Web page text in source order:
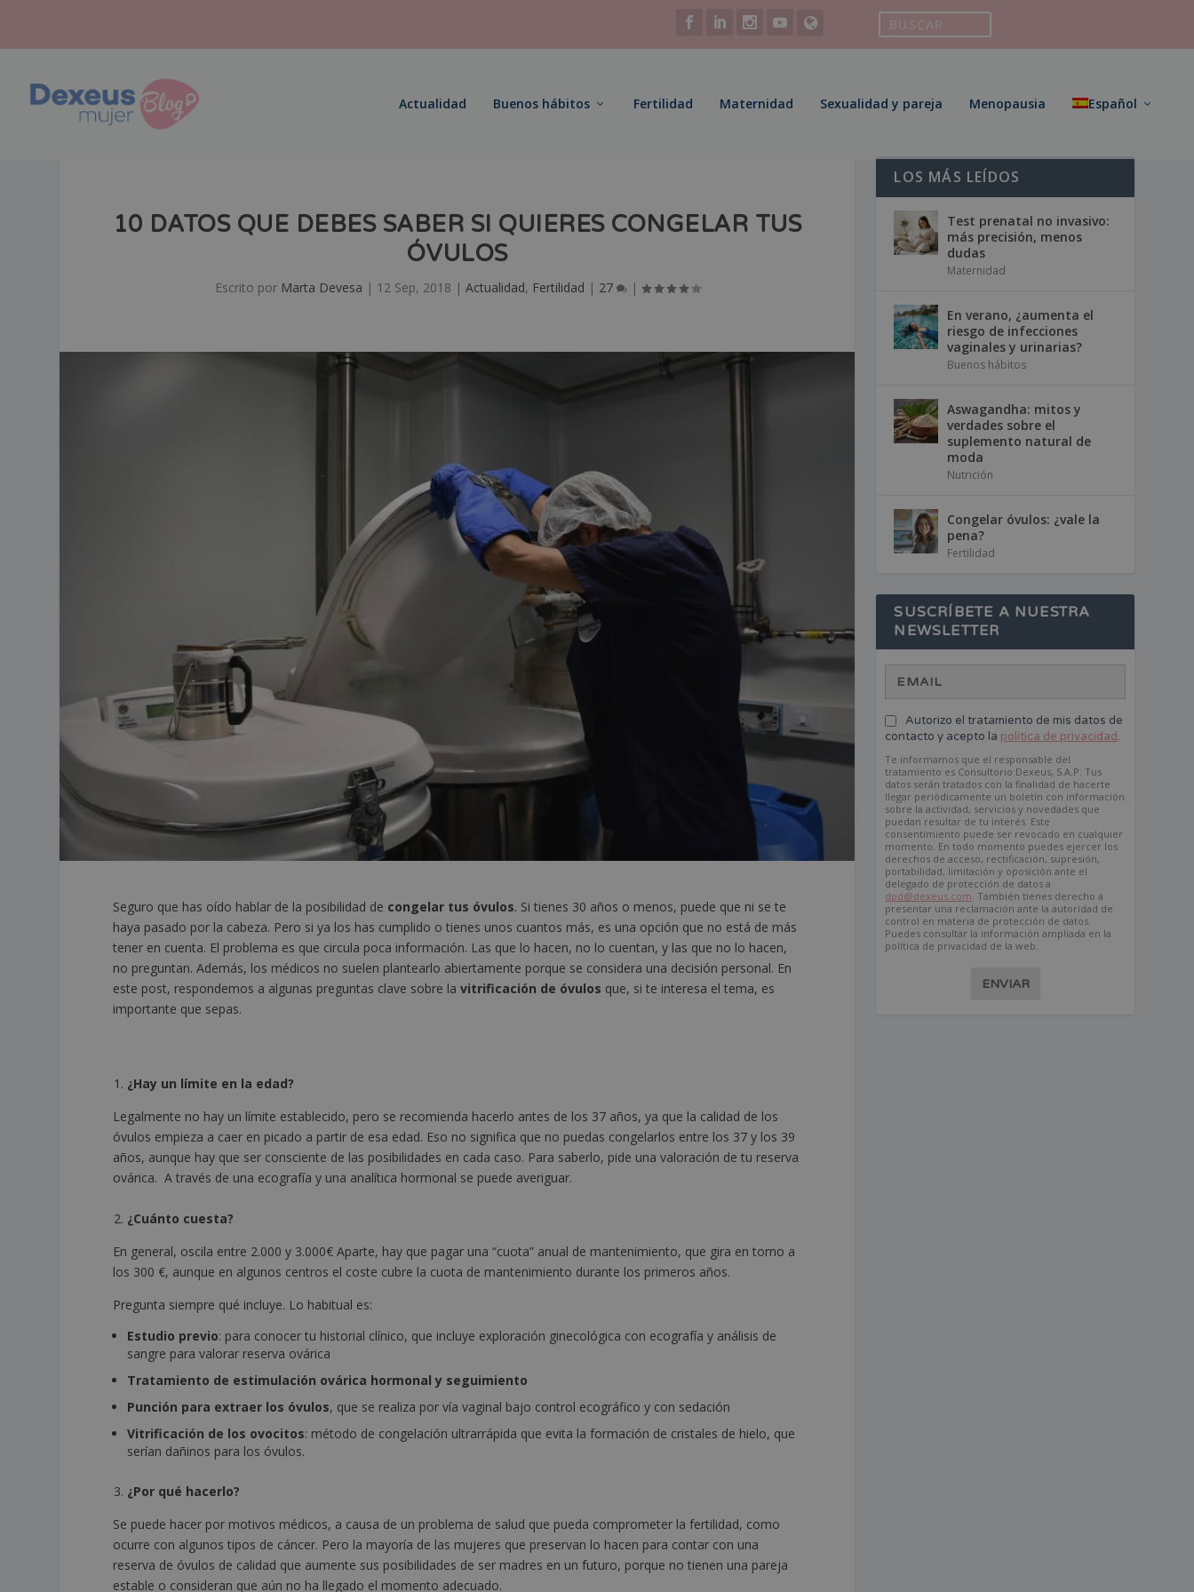
Actualidad Buenos hábitos Fertilidad Maternidad Sexualidad y pareja Menopausia Español
10 DATOS QUE DEBES SABER SI QUIERES CONGELAR TUS
ÓVULOS
Escrito por Marta Devesa | 12 Sep, 2018 | Actualidad, Fertilidad | 27 |
Seguro que has oído hablar de la posibilidad de congelar tus óvulos. Si tienes 30 años o menos, puede que ni se te
haya pasado por la cabeza. Pero si ya los has cumplido o tienes unos cuantos más, es una opción que no está de más
tener en cuenta. El problema es que circula poca información. Las que lo hacen, no lo cuentan, y las que no lo hacen,
no preguntan. Además, los médicos no suelen plantearlo abiertamente porque se considera una decisión personal. En
este post, respondemos a algunas preguntas clave sobre lavitrificación de óvulos que, si te interesa el tema, es
importante que sepas.
¿Hay un límite en la edad?
Legalmente no hay un límite establecido, pero se recomienda hacerlo antes de los 37 años, ya que la calidad de los
óvulos empieza a caer en picado a partir de esa edad. Eso no significa que no puedas congelarlos entre los 37 y los 39
años, aunque hay que ser consciente de las posibilidades en cada caso. Para saberlo, pide una valoración de tu reserva
ovárica. A través de una ecografía y una analítica hormonal se puede averiguar.
¿Cuánto cuesta?
En general, oscila entre 2.000 y 3.000€ Aparte, hay que pagar una “cuota” anual de mantenimiento, que gira en torno a
los 300 €, aunque en algunos centros el coste cubre la cuota de mantenimiento durante los primeros años.
Pregunta siempre qué incluye. Lo habitual es:
Estudio previo: para conocer tu historial clínico, que incluye exploración ginecológica con ecografía y análisis de
sangre para valorar reserva ovárica
Tratamiento de estimulación ovárica hormonal y seguimiento
Punción para extraer los óvulos, que se realiza por vía vaginal bajo control ecográfico y con sedación
Vitrificación de los ovocitos: método de congelación ultrarrápida que evita la formación de cristales de hielo, que
serían dañinos para los óvulos.
¿Por qué hacerlo?
Se puede hacer por motivos médicos, a causa de un problema de salud que pueda comprometer la fertilidad, como
ocurre con algunos tipos de cáncer. Pero la mayoría de las mujeres que preservan lo hacen para contar con una
reserva de óvulos de calidad que aumente sus posibilidades de ser madres en un futuro, porque no tienen una pareja
estable o consideran que aún no ha llegado el momento adecuado.
LOS MÁS LEÍDOS
Test prenatal no invasivo:
más precisión, menos
dudas
Maternidad
En verano, ¿aumenta el
riesgo de infecciones
vaginales y urinarias?
Buenos hábitos
Aswagandha: mitos y
verdades sobre el
suplemento natural de
moda
Nutrición
Congelar óvulos: ¿vale la
pena?
Fertilidad
SUSCRÍBETE A NUESTRA
NEWSLETTER
Autorizo el tratamiento de mis datos de
contacto y acepto la política de privacidad.
Te informamos que el responsable del
tratamiento es Consultorio Dexeus, S.A.P. Tus
datos serán tratados con la finalidad de hacerte
llegar periódicamente un boletín con información
sobre la actividad, servicios y novedades que
puedan resultar de tu interés. Este
consentimiento puede ser revocado en cualquier
momento. En todo momento puedes ejercer los
derechos de acceso, rectificación, supresión,
portabilidad, limitación y oposición ante el
delegado de protección de datos a
dpd@dexeus.com . También tienes derecho a
presentar una reclamación ante la autoridad de
control en materia de protección de datos.
Puedes consultar la información ampliada en la
política de privacidad de la web.
ENVIAR